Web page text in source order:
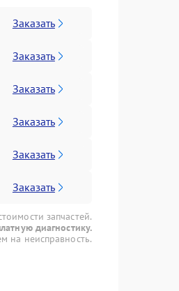
Заказать
Заказать
Заказать
Заказать
Заказать
Заказать
запчастей.
диагностику.
на неисправность.